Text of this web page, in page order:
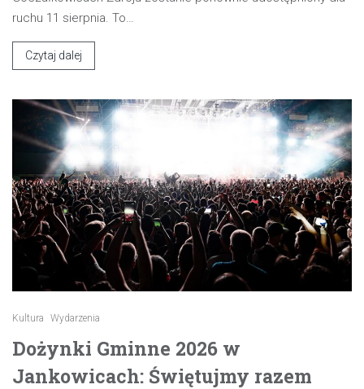
ruchu 11 sierpnia. To…
Czytaj dalej
Kultura Wydarzenia
Dożynki Gminne 2026 w
Jankowicach: Świętujmy razem